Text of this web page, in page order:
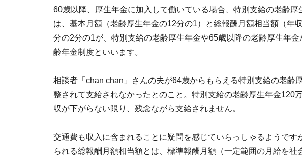
60歳以降、厚生年金に加入して働いている場合、特別支給の老齢
は、基本月額（老齢厚生年金の12分の1）と総報酬月額相当額（年
分の2分の1が、特別支給の老齢厚生年金や65歳以降の老齢厚生年
齢年金制度といいます。
相談者「chan chan」さんの夫が64歳からもらえる特別支給の老齢
整されて支給されなかったとのこと。特別支給の老齢厚生年金120
収が下がらない限り、残念ながら支給されません。
交通費も収入に含まれることに疑問を感じていらっしゃるようです
られる総報酬月額相当額とは、標準報酬月額（一定範囲の月給を社